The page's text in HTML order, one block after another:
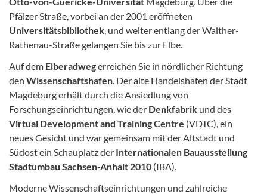
Pfälzer Straße, vorbei an der 2001 eröffneten
Universitätsbibliothek , und weiter entlang der Walther-
Rathenau-Straße gelangen Sie bis zur Elbe.
Auf dem Elberadwegerreichen Sie in nördlicher Richtung
den Wissenschaftshafen . Der alte Handelshafen der Stadt
Magdeburg erhält durch die Ansiedlung von
Forschungseinrichtungen, wie der Denkfabrik und des
Virtual Development and Training Centre (VDTC), ein
neues Gesicht und war gemeinsam mit der Altstadt und
Südost ein Schauplatz der Internationalen Bauausstellung
Stadtumbau Sachsen-Anhalt 2010 (IBA).
Moderne Wissenschaftseinrichtungen und zahlreiche